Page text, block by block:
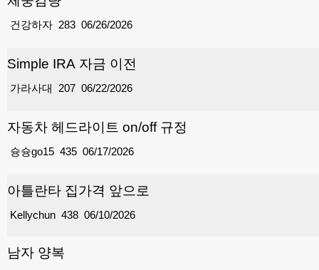
283
건강하자 06/26/2026
Simple IRA 자금 이전
207
가라사대 06/22/2026
자동차 헤드라이트 on/off 규정
435
슝슝go15 06/17/2026
아틀란타 집가격 앞으로
438
Kellychun 06/10/2026
남자 양복